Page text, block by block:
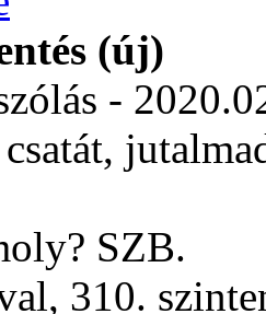
(új)
-
SZB.
310.